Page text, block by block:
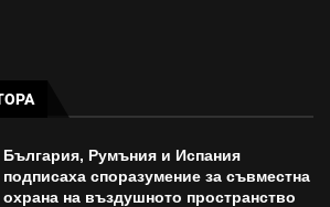
България, Румъния и Испания
подписаха споразумение за съвместна
охрана на въздушното пространство